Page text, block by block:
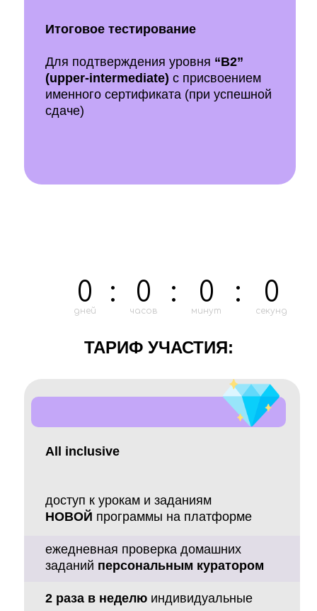
Итоговое тестирование
Для подтверждения уровня “B2”
(upper-intermediate) с присвоением
именного сертификата (при успешной
сдаче)
ТАРИФ УЧАСТИЯ:
All inclusive
доступ к урокам и заданиям
НОВОЙ программы на платформе
ежедневная проверка домашних
заданий персональным куратором
2 раза в неделю индивидуальные
0
дней
: 0
часов
: 0
минут
: 0
секунд